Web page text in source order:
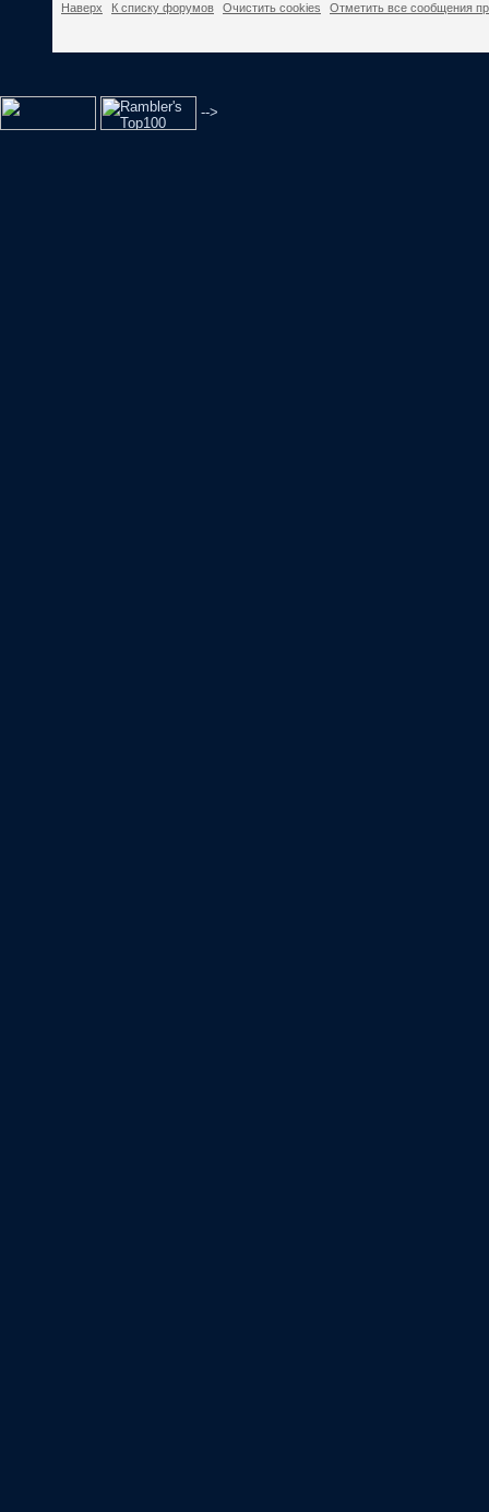
Наверх К списку форумов Очистить cookies Отметить все сообщения
-->